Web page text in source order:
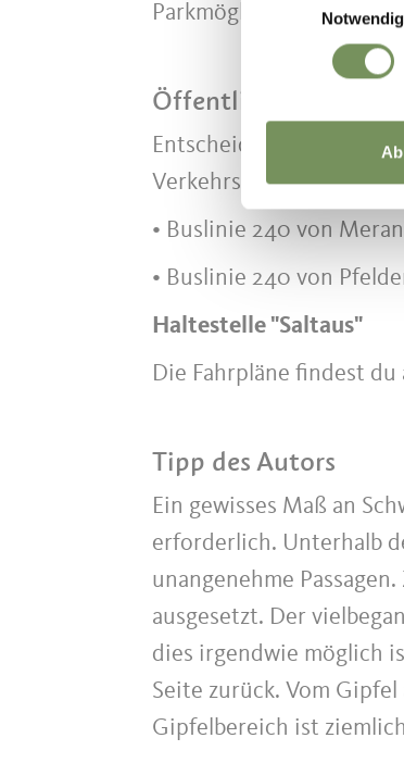
Notwendig
Parkmöglichkeit beim
Öffentliche
Entscheide dich für
Verkehrsmittel:
• Buslinie 240 von
• Buslinie 240 von
Haltestelle "Saltaus"
Die Fahrpläne findest
Tipp des Autors
Ein gewisses Maß an
erforderlich. Unterhalb
unangenehme
ausgesetzt. Der
dies irgendwie möglich
Seite zurück. Vom
Gipfelbereich ist